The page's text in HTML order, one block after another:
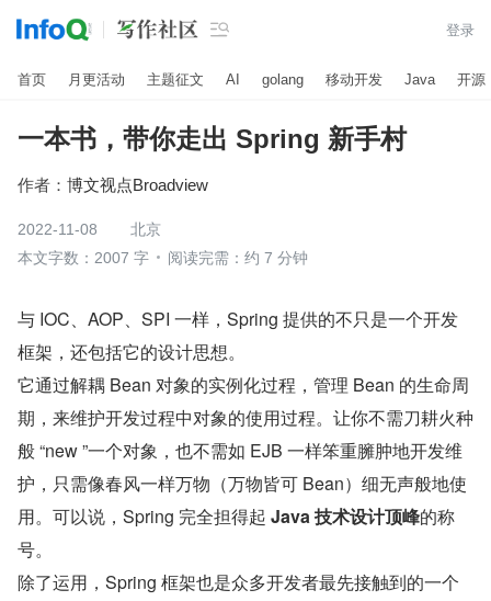
 登录
首页 月更活动 主题征文 AI golang 移动开发 Java 开源
一本书，带你走出 Spring 新手村
作者： 博文视点Broadview
2022-11-08
北京
本文字数：2007 字
阅读完需：约 7 分钟
与 IOC、AOP、SPI 一样，Spring 提供的不只是一个开发
框架，还包括它的设计思想。
它通过解耦 Bean 对象的实例化过程，管理 Bean 的生命周
期，来维护开发过程中对象的使用过程。让你不需刀耕火种
般 “new ”一个对象，也不需如 EJB 一样笨重臃肿地开发维
护，只需像春风一样万物（万物皆可 Bean）细无声般地使
用。可以说，Spring 完全担得起 Java 技术设计顶峰的称
号。
除了运用，Spring 框架也是众多开发者最先接触到的一个